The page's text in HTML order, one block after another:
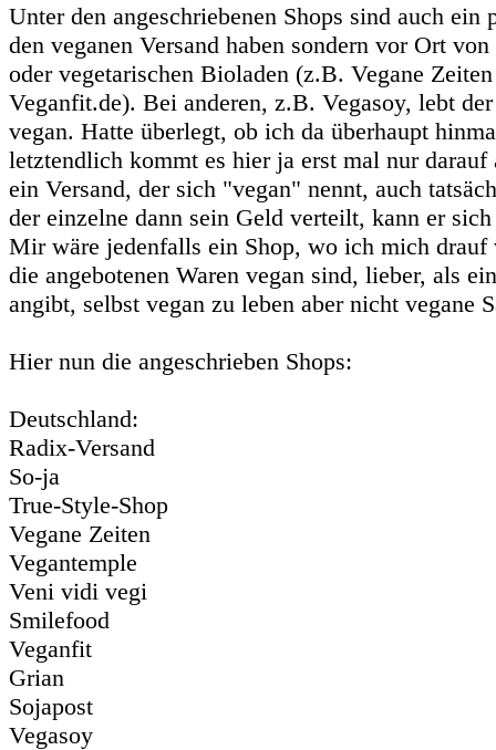
Unter den angeschriebenen Shops sind auch ein
den veganen Versand haben sondern vor Ort
oder vegetarischen Bioladen (z.B. Vegane
Veganfit.de). Bei anderen, z.B. Vegasoy, lebt
vegan. Hatte überlegt, ob ich da überhaupt
letztendlich kommt es hier ja erst mal nur darauf
ein Versand, der sich "vegan" nennt, auch
der einzelne dann sein Geld verteilt, kann er
Mir wäre jedenfalls ein Shop, wo ich mich drauf
die angebotenen Waren vegan sind, lieber, als
angibt, selbst vegan zu leben aber nicht vegane
Hier nun die angeschrieben Shops:
Deutschland:
Radix-Versand
So-ja
True-Style-Shop
Vegane Zeiten
Vegantemple
Veni vidi vegi
Smilefood
Veganfit
Grian
Sojapost
Vegasoy